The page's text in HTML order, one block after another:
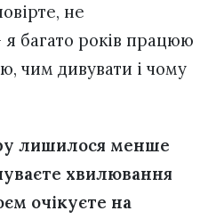
не
багато років працюю
чим дивувати і чому
лишилося менше
хвилювання
очікуєте на